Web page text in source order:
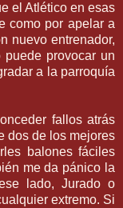
el Atlético en esas
como por apelar a
nuevo entrenador,
puede provocar un
a la parroquía
fallos atrás
dos de los mejores
balones fáciles
me da pánico la
lado, Jurado o
extremo. Si